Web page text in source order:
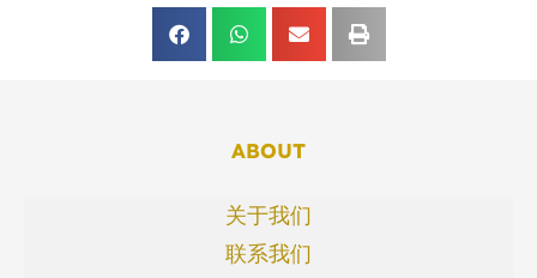
ABOUT
关于我们
联系我们